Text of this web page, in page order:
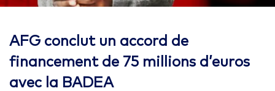
AFG conclut un accord de
financement de 75 millions d’euros
avec la BADEA